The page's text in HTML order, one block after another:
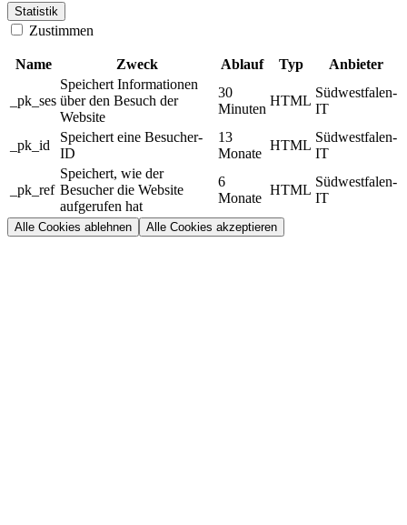
Statistik
Zustimmen
Name Zweck Ablauf Typ Anbieter
_pk_ses
Speichert Informationen
über den Besuch der
Website
30
Minuten
HTML
Südwestfalen-
IT
_pk_id
Speichert eine Besucher-
ID
13
Monate
HTML
Südwestfalen-
IT
_pk_ref
Speichert, wie der
Besucher die Website
aufgerufen hat
6
Monate
HTML
Südwestfalen-
IT
Alle Cookies ablehnen Alle Cookies akzeptieren